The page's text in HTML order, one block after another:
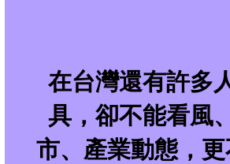
在台灣還有許多
具，卻不能看風
市、產業動態，